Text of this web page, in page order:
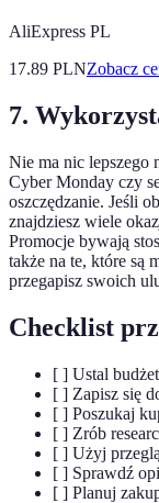
AliExpress PL
17.89 PLNZobacz
7.
Nie ma nic lepszego
Cyber Monday czy
oszczędzanie. Jeśli
znajdziesz wiele
Promocje bywają
także na te, które są
przegapisz swoich
Checklist
[ ] Ustal
[ ] Zapisz się
[ ] Poszukaj
[ ] Zrób
[ ] Użyj
[ ] Sprawdź
[ ] Planuj